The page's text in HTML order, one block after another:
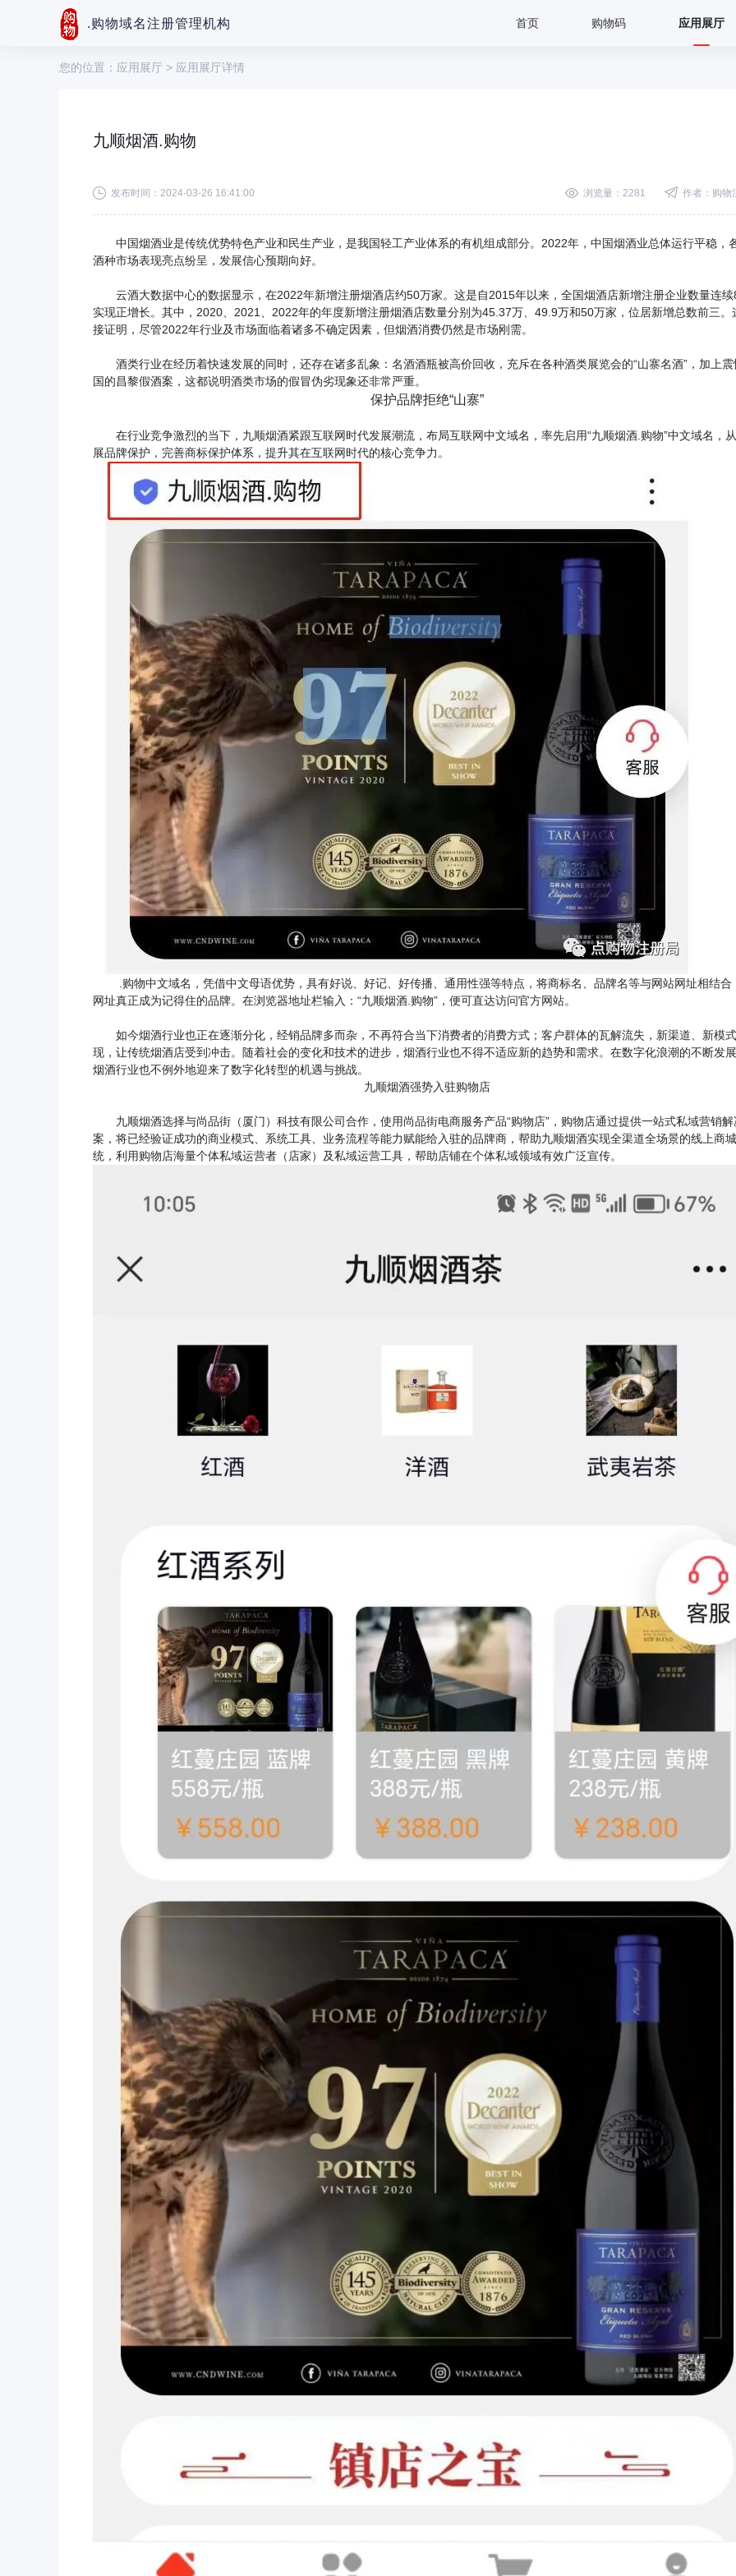
.购物域名注册管理机构 首页 购物码 应用展厅
您的位置： 应用展厅 > 应用展厅详情
九顺烟酒.购物
发布时间：2024-03-26 16:41:00 浏览量：2281 作者：购物
中国烟酒业是传统优势特色产业和民生产业，是我国轻工产业体系的有机组成部分。2022年，中国烟酒业总体运行平稳，
酒种市场表现亮点纷呈，发展信心预期向好。
云酒大数据中心的数据显示，在2022年新增注册烟酒店约50万家。这是自2015年以来，全国烟酒店新增注册企业数量连续
实现正增长。其中，2020、2021、2022年的年度新增注册烟酒店数量分别为45.37万、49.9万和50万家，位居新增总数前三。
接证明，尽管2022年行业及市场面临着诸多不确定因素，但烟酒消费仍然是市场刚需。
酒类行业在经历着快速发展的同时，还存在诸多乱象：名酒酒瓶被高价回收，充斥在各种酒类展览会的“山寨名酒”，加上震
国的昌黎假酒案， 这都说明酒类市场的假冒伪劣现象还非常严重。
保护品牌拒绝“山寨”
在行业竞争激烈的当下，九顺烟酒紧跟互联网时代发展潮流，布局互联网中文域名， 率先启用“九顺烟酒.购物”中文域名，
展品牌保护，完善商标保护体系，提升其在互联网时代的核心竞争力。
.购物中文域名 ，凭借中文母语优势，具有好说、好记、好传播、通用性强等特点，将商标名、品牌名等与网站网址相结合
网址真正成为记得住的品牌。在浏览器地址栏输入：“九顺烟酒.购物”，便可直达访问官方网站。
如今烟酒行业也正在逐渐分化，经销品牌多而杂，不再符合当下消费者的消费方式；客户群体的瓦解流失，新渠道、新模
现，让传统烟酒店受到冲击。随着社会的变化和技术的进步，烟酒行业也不得不适应新的趋势和需求。在数字化浪潮的不断发展
烟酒行业也不例外地迎来了数字化转型的机遇与挑战。
九顺烟酒强势入驻购物店
九顺烟酒选择与尚品街（厦门）科技有限公司合作，使用尚品街电商服务产品“购物店”， 购物店通过提供一站式私域营销
案，将已经验证成功的商业模式、系统工具、业务流程等能力赋能给入驻的品牌商，帮助九顺烟酒实现全渠道全场景的线上商
统，利用购物店海量个体私域运营者（店家）及私域运营工具，帮助店铺在个体私域领域有效广泛宣传。